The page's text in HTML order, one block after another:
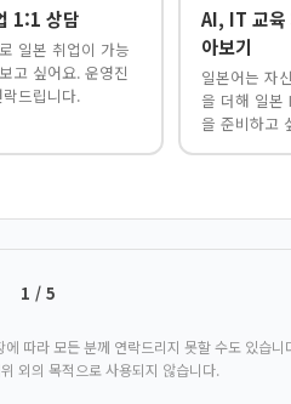
1:1 상담
일본 취업이 가능
고 싶어요. 운영진
드립니다.
AI, IT 교육
아보기
일본어는 자
을 더해 일본
을 준비하고
1 / 5
따라 모든 분께 연락드리지 못할 수도 있습니
외의 목적으로 사용되지 않습니다.